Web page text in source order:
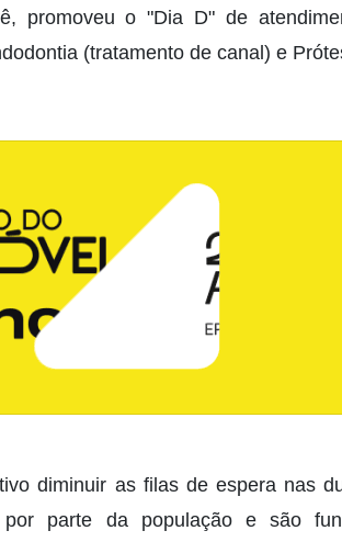
promoveu o "Dia D" de
(tratamento de canal) e
diminuir as filas de espera nas
parte da população e são